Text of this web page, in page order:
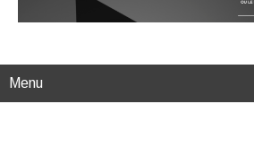
Menu